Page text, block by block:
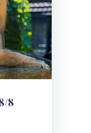
8